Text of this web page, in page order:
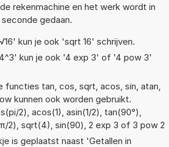
rekenmachine en het werk wordt in
gedaan.
kun je ook 'sqrt 16' schrijven.
kun je ook '4 exp 3' of '4 pow 3'
functies tan, cos, sqrt, acos, sin, atan,
kunnen ook worden gebruikt.
2), acos(1), asin(1/2), tan(90°),
2), sqrt(4), sin(90), 2 exp 3 of 3 pow 2
is geplaatst naast 'Getallen in